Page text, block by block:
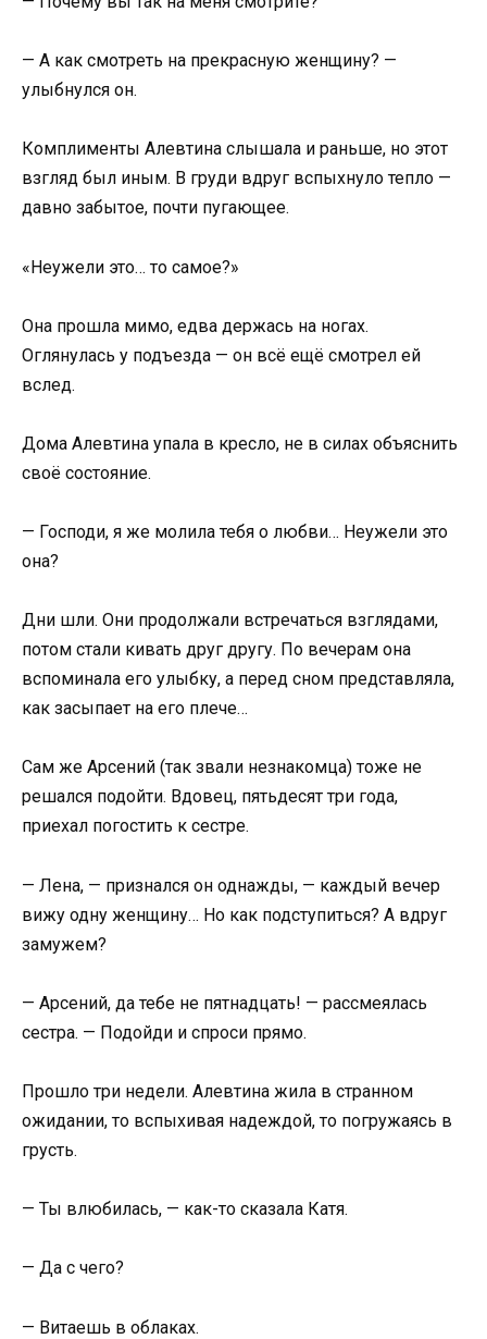
— А как смотреть на прекрасную женщину? —
улыбнулся он.
Комплименты Алевтина слышала и раньше, но этот
взгляд был иным. В груди вдруг вспыхнуло тепло —
давно забытое, почти пугающее.
«Неужели это… то самое?»
Она прошла мимо, едва держась на ногах.
Оглянулась у подъезда — он всё ещё смотрел ей
вслед.
Дома Алевтина упала в кресло, не в силах объяснить
своё состояние.
— Господи, я же молила тебя о любви… Неужели это
она?
Дни шли. Они продолжали встречаться взглядами,
потом стали кивать друг другу. По вечерам она
вспоминала его улыбку, а перед сном представляла,
как засыпает на его плече…
Сам же Арсений (так звали незнакомца) тоже не
решался подойти. Вдовец, пятьдесят три года,
приехал погостить к сестре.
— Лена, — признался он однажды, — каждый вечер
вижу одну женщину… Но как подступиться? А вдруг
замужем?
— Арсений, да тебе не пятнадцать! — рассмеялась
сестра. — Подойди и спроси прямо.
Прошло три недели. Алевтина жила в странном
ожидании, то вспыхивая надеждой, то погружаясь в
грусть.
— Ты влюбилась, — как-то сказала Катя.
— Да с чего?
— Витаешь в облаках.